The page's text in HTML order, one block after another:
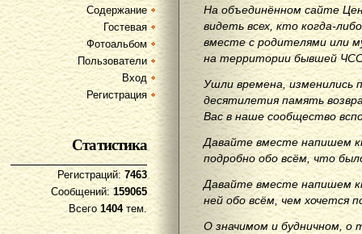
Содержание
Гостевая
Фотоальбом
Пользователи
Вход
Регистрация
Статистика
Регистраций: 7463
Сообщений:159065
Всего 1404тем.
На объединённом сайте
видеть всех, кто когда-
вместе с родителями или
на территории бывшей
Ушли времена, изменились
десятилетия память
Вас в наше сообщество
Давайте вместе напишем
подробно обо всём, что
Давайте вместе напишем
ней обо всём, чем хочется
О значимом и будничном, о